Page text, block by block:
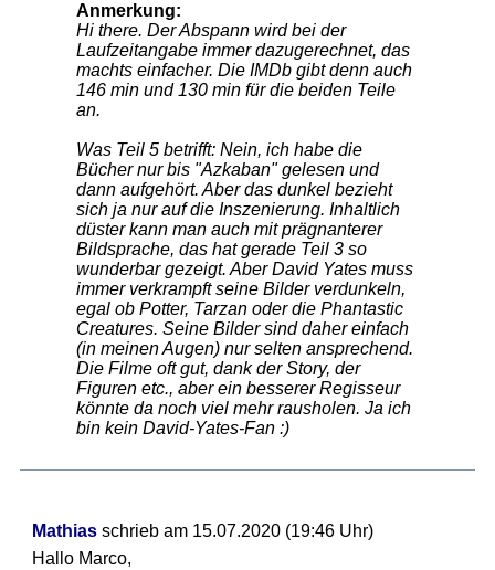
Anmerkung:
Hi there. Der Abspann wird bei der
Laufzeitangabe immer dazugerechnet, das
machts einfacher. Die IMDb gibt denn auch
146 min und 130 min für die beiden Teile
an.
Was Teil 5 betrifft: Nein, ich habe die
Bücher nur bis "Azkaban" gelesen und
dann aufgehört. Aber das dunkel bezieht
sich ja nur auf die Inszenierung. Inhaltlich
düster kann man auch mit prägnanterer
Bildsprache, das hat gerade Teil 3 so
wunderbar gezeigt. Aber David Yates muss
immer verkrampft seine Bilder verdunkeln,
egal ob Potter, Tarzan oder die Phantastic
Creatures. Seine Bilder sind daher einfach
(in meinen Augen) nur selten ansprechend.
Die Filme oft gut, dank der Story, der
Figuren etc., aber ein besserer Regisseur
könnte da noch viel mehr rausholen. Ja ich
bin kein David-Yates-Fan :)
Mathiasschrieb am 15.07.2020 (19:46 Uhr)
Hallo Marco,